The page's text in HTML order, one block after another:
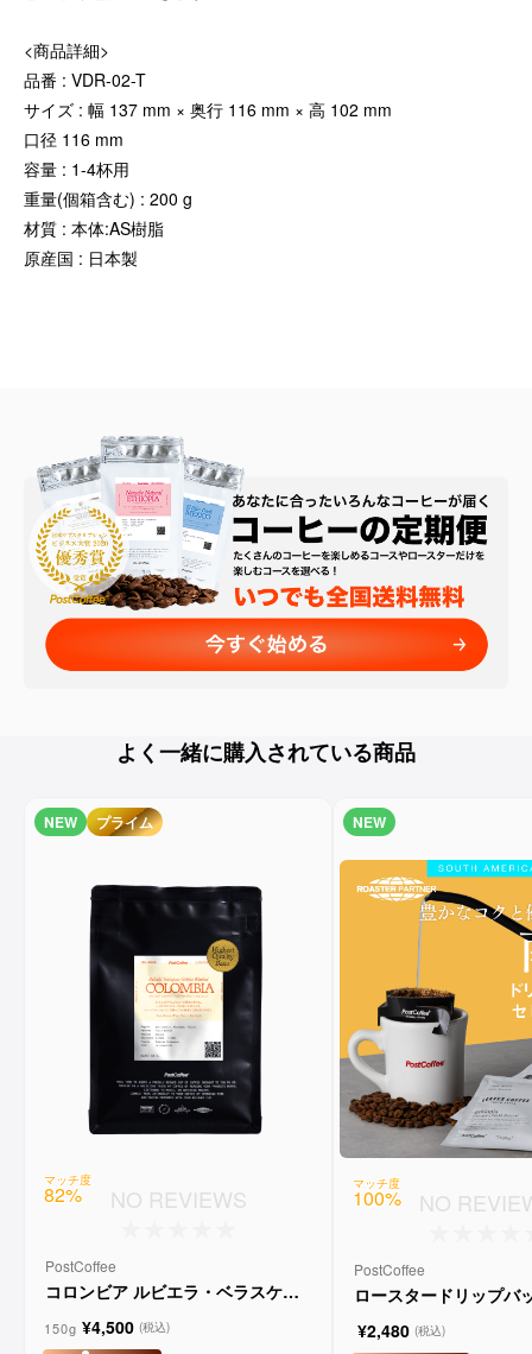
<商品詳細>
品番 : VDR-02-T
サイズ : 幅 137 mm × 奥行 116 mm × 高 102 mm
口径 116 mm
容量 : 1-4杯用
重量(個箱含む) : 200 g
材質 : 本体:AS樹脂
原産国 : 日本製
よく一緒に購入されている商品
NEW プライム
マッチ度
82% NO REVIEWS
PostCoffee
コロンビア ルビエラ・ベラスケス
150g ¥4,500 (税込)
NEW
マッチ度
100% NO
PostCoffee
ロースタードリップバ
¥2,480 (税込)